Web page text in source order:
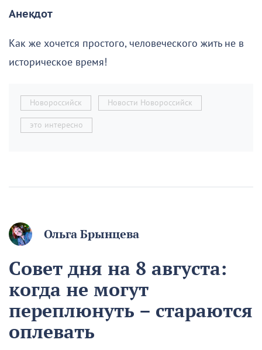
Анекдот
Как же хочется простого, человеческого жить не в
историческое время!
Новороссийск Новости Новороссийск
это интересно
Ольга Брынцева
Совет дня на 8 августа:
когда не могут
переплюнуть – стараются
оплевать